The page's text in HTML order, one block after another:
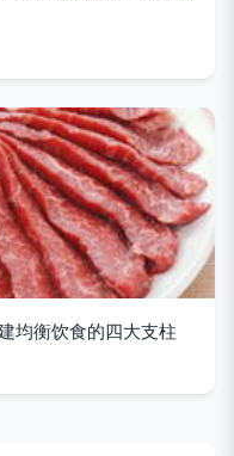
均衡饮食的四大支柱